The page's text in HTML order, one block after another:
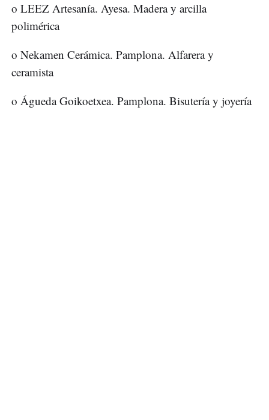
o LEEZ Artesanía. Ayesa. Madera y arcilla
polimérica
o Nekamen Cerámica. Pamplona. Alfarera y
ceramista
o Águeda Goikoetxea. Pamplona. Bisutería y joyería